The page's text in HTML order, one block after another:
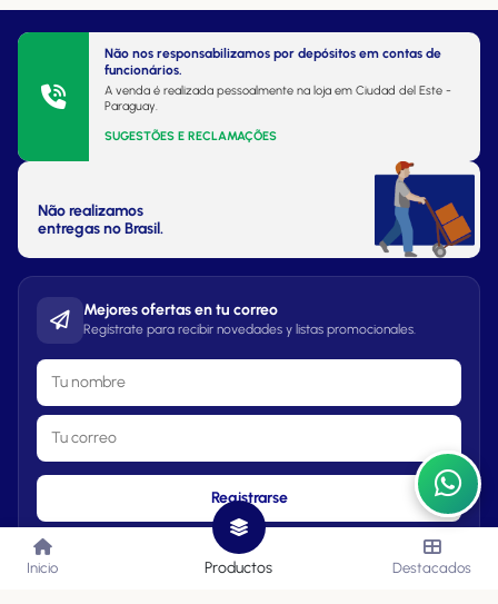
Não nos responsabilizamos por depósitos em contas de
funcionários.
A venda é realizada pessoalmente na loja em Ciudad del Este -
Paraguay.
SUGESTÕES E RECLAMAÇÕES
Não realizamos
entregas no Brasil.
Mejores ofertas en tu correo
Regístrate para recibir novedades y listas promocionales.
Registrarse
Inicio Productos Destacados